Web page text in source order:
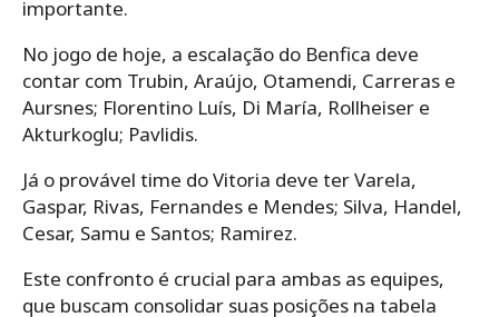
importante.
No jogo de hoje, a escalação do Benfica deve
contar com Trubin, Araújo, Otamendi, Carreras e
Aursnes; Florentino Luís, Di María, Rollheiser e
Akturkoglu; Pavlidis.
Já o provável time do Vitoria deve ter Varela,
Gaspar, Rivas, Fernandes e Mendes; Silva, Handel,
Cesar, Samu e Santos; Ramirez.
Este confronto é crucial para ambas as equipes,
que buscam consolidar suas posições na tabela